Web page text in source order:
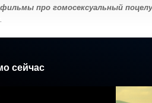
фильмы про гомосексуальный
сейчас